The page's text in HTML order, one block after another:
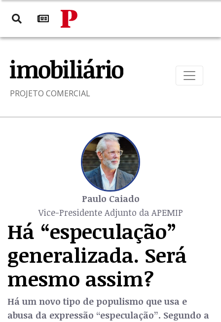
PROJETO COMERCIAL
Paulo Caiado
Vice-Presidente Adjunto da APEMIP
Há “especulação”
generalizada. Será
mesmo assim?
Há um novo tipo de populismo que usa e
abusa da expressão “especulação”. Segundo a